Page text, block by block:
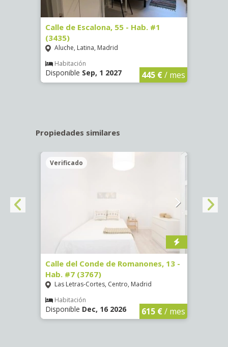
Calle de Escalona, 55 - Hab. #1
(3435)
Aluche, Latina, Madrid
Habitación
Disponible Sep, 1 2027 445 €/ mes
Propiedades similares
Verificado
Calle del Conde de Romanones, 13 -
Hab. #7 (3767)
Las Letras-Cortes, Centro, Madrid
Habitación
Disponible Dec, 16 2026 615 €/ mes